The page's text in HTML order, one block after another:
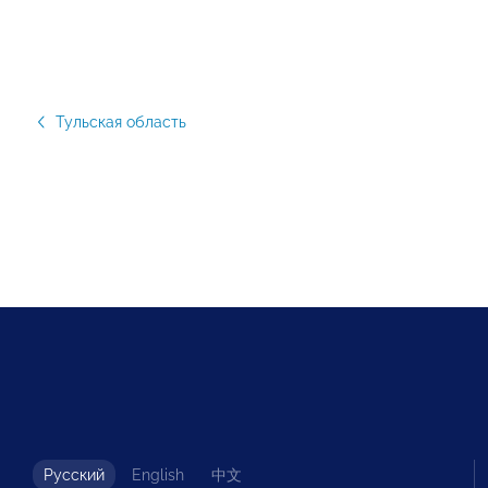
Тульская область
Русский English 中文